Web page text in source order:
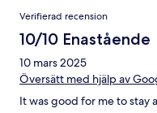
Verifierad recension
10/10 Enastående
10 mars 2025
Översätt med hjälp av
It was good for me to stay